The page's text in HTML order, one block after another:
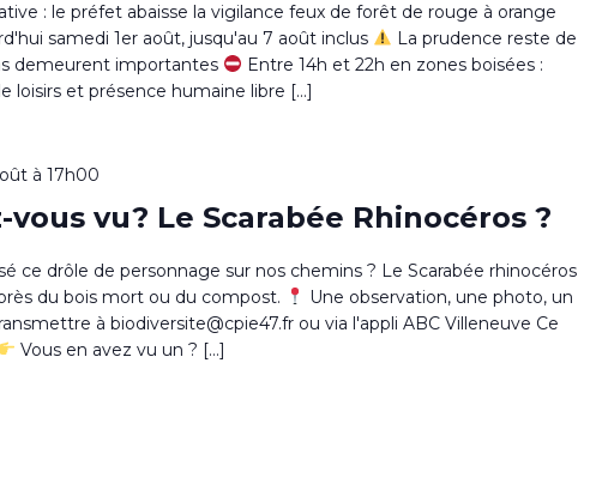
: le préfet abaisse la vigilance feux de forêt de rouge à orange
samedi 1er août, jusqu'au 7 août inclus
La prudence reste de
demeurent importantes
Entre 14h et 22h en zones boisées :
loisirs et présence humaine libre […]
à 17h00
vous vu? Le Scarabée Rhinocéros ?
ce drôle de personnage sur nos chemins ? Le Scarabée rhinocéros
du bois mort ou du compost.
Une observation, une photo, un
à biodiversite@cpie47.fr ou via l'appli ABC Villeneuve Ce
Vous en avez vu un ? […]